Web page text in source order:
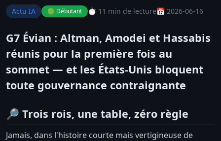
Actu IA 🟢 Débutant ⏱️ 11 min de lecture📅 2026-06-16
G7 Évian : Altman, Amodei et Hassabis
réunis pour la première fois au
sommet — et les États-Unis bloquent
toute gouvernance contraignante
🔎 Trois rois, une table, zéro règle
Jamais, dans l'histoire courte mais vertigineuse de